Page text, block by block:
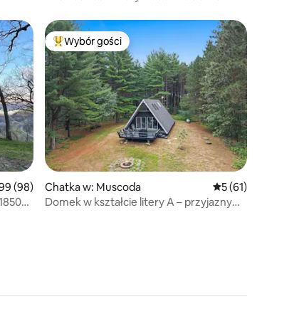
gości
ocena: 4,99 na 5, liczba recenzji: 98
(98)
Najpopularniejsze z kategorii Wybór gości
Wybór gości
Chatka w: Muscoda Średnia ocena: 5
5 (61)
Domek w kształcie litery A – przyjazny